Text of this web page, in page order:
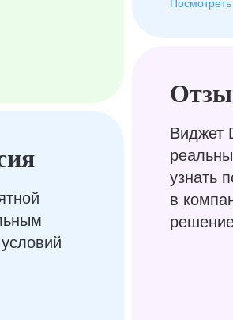
Виджет
узнать
в